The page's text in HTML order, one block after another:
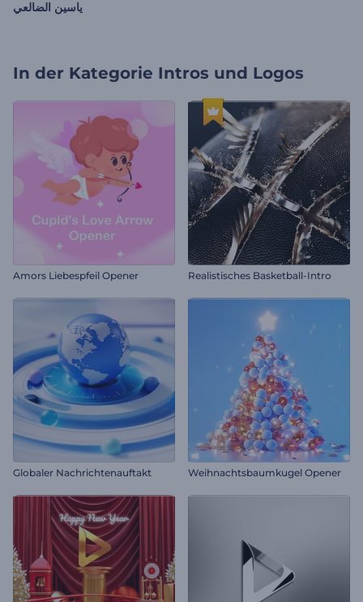
ياسين الضالعي
In der Kategorie Intros und Logos
Amors Liebespfeil Opener Realistisches Basketball-Intro
Globaler Nachrichtenauftakt Weihnachtsbaumkugel Opener